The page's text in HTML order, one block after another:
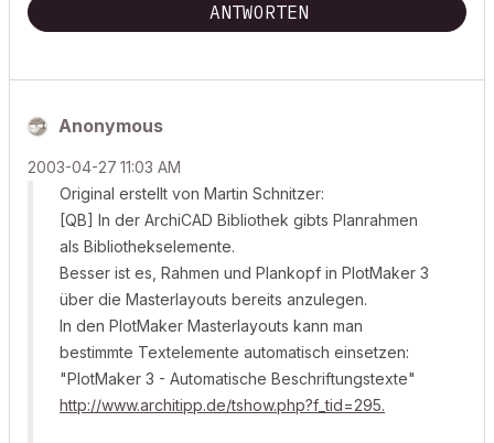
ANTWORTEN
Anonymous
‎2003-04-27 11:03 AM
Original erstellt von Martin Schnitzer:
[QB] In der ArchiCAD Bibliothek gibts Planrahmen
als Bibliothekselemente.
Besser ist es, Rahmen und Plankopf in PlotMaker 3
über die Masterlayouts bereits anzulegen.
In den PlotMaker Masterlayouts kann man
bestimmte Textelemente automatisch einsetzen:
"PlotMaker 3 - Automatische Beschriftungstexte"
http://www.architipp.de/tshow.php?f_tid=295.